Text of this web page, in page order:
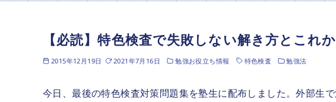
【必読】特色検査で失敗しない解き方とこれ
2015年12月19日 2021年7月16日 勉強お役立ち情報 特色検査 勉強法
今日、最後の特色検査対策問題集を塾生に配布しました。外部生